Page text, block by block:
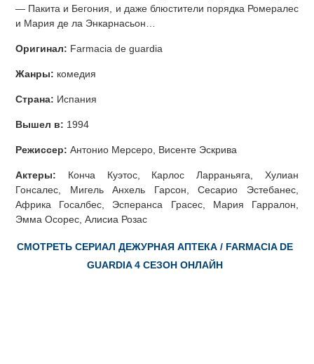
— Пакита и Бегония, и даже блюстители порядка Ромералес
и Мария де ла Энкарнасьон…
Оригинал: Farmacia de guardia
Жанры: комедия
Страна: Испания
Вышел в: 1994
Режиссер: Антонио Мерсеро, Висенте Эскрива
Актеры: Конча Куэтос, Карлос Ларраньяга, Хулиан
Гонсалес, Мигель Анхель Гарсон, Сесарио Эстебанес,
Африка Госалбес, Эсперанса Грасес, Мария Гарралон,
Эмма Осорес, Алисиа Розас
СМОТРЕТЬ СЕРИАЛ ДЕЖУРНАЯ АПТЕКА / FARMACIA DE
GUARDIA 4 СЕЗОН ОНЛАЙН